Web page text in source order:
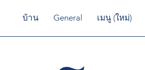
บ้าน General เมนู (ใหม่)